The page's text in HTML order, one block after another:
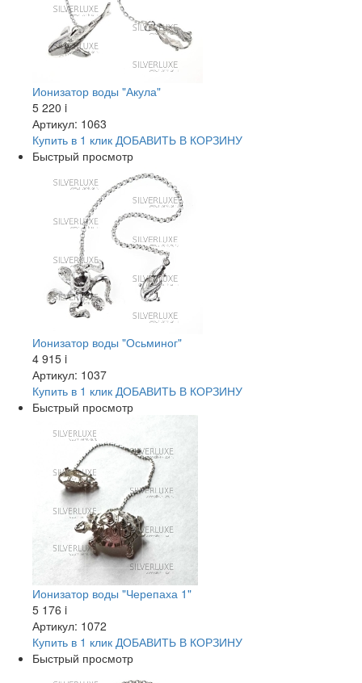
Ионизатор воды "Акула"
5 220 i
Артикул: 1063
Купить в 1 клик ДОБАВИТЬ В КОРЗИНУ
Быстрый просмотр
Ионизатор воды "Осьминог"
4 915 i
Артикул: 1037
Купить в 1 клик ДОБАВИТЬ В КОРЗИНУ
Быстрый просмотр
Ионизатор воды "Черепаха 1"
5 176 i
Артикул: 1072
Купить в 1 клик ДОБАВИТЬ В КОРЗИНУ
Быстрый просмотр